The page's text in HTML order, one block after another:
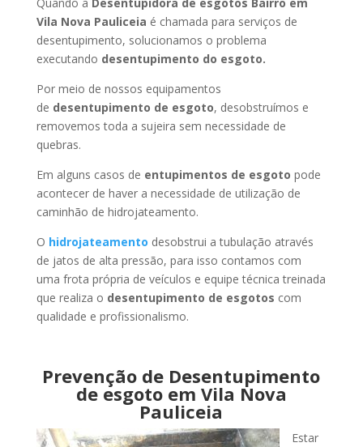
Vila Nova Pauliceia é chamada para serviços de
desentupimento, solucionamos o problema
executando desentupimento do esgoto.
Por meio de nossos equipamentos
de desentupimento de esgoto, desobstruímos e
removemos toda a sujeira sem necessidade de
quebras.
Em alguns casos de entupimentos de esgoto pode
acontecer de haver a necessidade de utilização de
caminhão de hidrojateamento.
O hidrojateamento desobstrui a tubulação através
de jatos de alta pressão, para isso contamos com
uma frota própria de veículos e equipe técnica treinada
que realiza o desentupimento de esgotos com
qualidade e profissionalismo.
Prevenção de Desentupimento
de esgoto em Vila Nova
Pauliceia
Estar